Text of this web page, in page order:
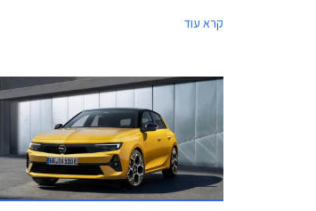
מדובר בהפתעה שכן האסטרטגיה של מותגי אופל,
הוצגה בגרסה חשמלית מוקדם יותר השנה.
קרא עוד